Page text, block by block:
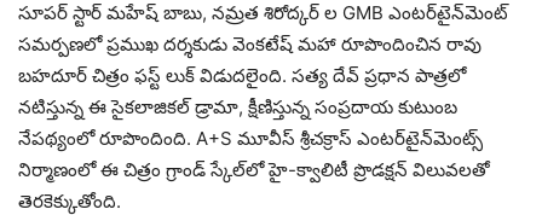
సూపర్ స్టార్ మహేష్ బాబు, నమ్రత శిరోద్కర్ ల GMB ఎంటర్‌టైన్‌మెంట్
సమర్పణలో ప్రముఖ దర్శకుడు వెంకటేష్ మహా రూపొందించిన రావు
బహదూర్ చిత్రం ఫస్ట్ లుక్ విడుదలైంది. సత్య దేవ్ ప్రధాన పాత్రలో
నటిస్తున్న ఈ సైకలాజికల్ డ్రామా, క్షీణిస్తున్న సంప్రదాయ కుటుంబ
నేపథ్యంలో రూపొందింది. A+S మూవీస్ శ్రీచక్రాస్ ఎంటర్‌టైన్‌మెంట్స్
నిర్మాణంలో ఈ చిత్రం గ్రాండ్ స్కేల్‌లో హై-క్వాలిటీ ప్రొడక్షన్ విలువలతో
తెరకెక్కుతోంది.